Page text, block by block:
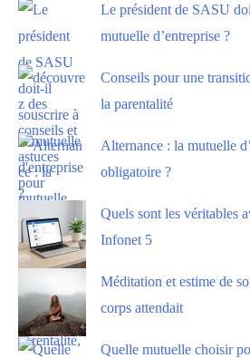
Le président de SASU
mutuelle d’entreprise ?
Conseils pour une
la parentalité
Alternance : la mutuelle
obligatoire ?
Quels sont les véritables
Infonet 5
Méditation et estime de
corps attendait
Quelle mutuelle choisir